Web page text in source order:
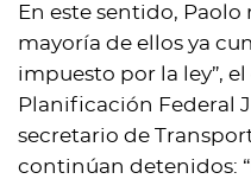
En este sentido,
mayoría de ellos ya
impuesto por la ley”,
Planificación Federal
secretario de
continúan detenidos: